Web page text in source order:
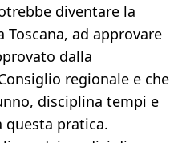
diventare la
Toscana, ad approvare
dalla
regionale e che
disciplina tempi e
questa pratica.